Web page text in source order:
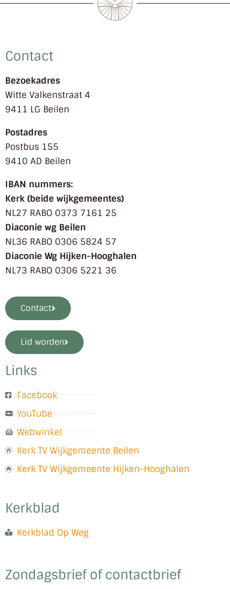
Contact
Bezoekadres
Witte Valkenstraat 4
9411 LG Beilen
Postadres
Postbus 155
9410 AD Beilen
IBAN nummers:
Kerk (beide wijkgemeentes)
NL27 RABO 0373 7161 25
Diaconie wg Beilen
NL36 RABO 0306 5824 57
Diaconie Wg Hijken-Hooghalen
NL73 RABO 0306 5221 36
Contact
Lid worden
Links
Facebook
YouTube
Webwinkel
Kerk TV Wijkgemeente Beilen
Kerk TV Wijkgemeente Hijken-Hooghalen
Kerkblad
Kerkblad Op Weg
Zondagsbrief of contactbrief